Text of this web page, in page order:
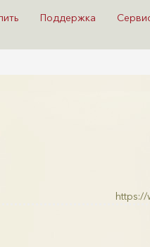
Поддержка
https://